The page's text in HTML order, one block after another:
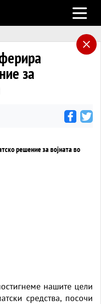
Open
за
нашите цели
средства, посочи